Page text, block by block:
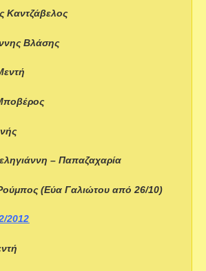
Καντζάβελος
Βλάσης
– Παπαζαχαρία
(Εύα Γαλιώτου από 26/10)
2012